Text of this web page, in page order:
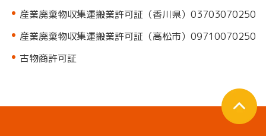
産業廃棄物収集運搬業許可証（香川県）03703070250
産業廃棄物収集運搬業許可証（高松市）09710070250
古物商許可証